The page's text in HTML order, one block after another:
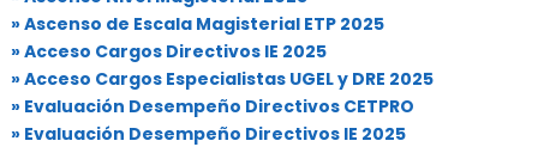
» Ascenso de Escala Magisterial ETP 2025
» Acceso Cargos Directivos IE 2025
» Acceso Cargos Especialistas UGEL y DRE 2025
» Evaluación Desempeño Directivos CETPRO
» Evaluación Desempeño Directivos IE 2025